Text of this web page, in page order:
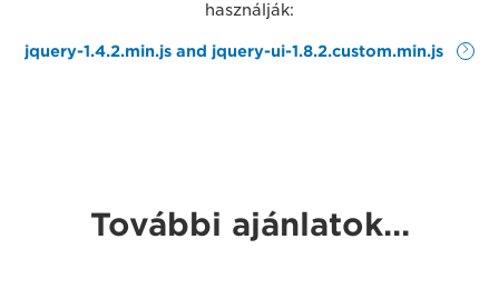
használják:
jquery-1.4.2.min.js and jquery-ui-1.8.2.custom.min.js
További ajánlatok…